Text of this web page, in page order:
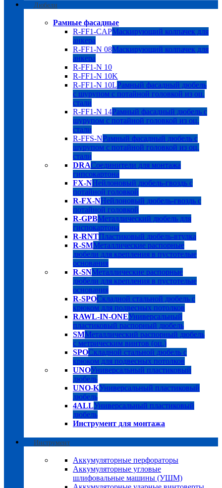
Дюбели
Рамные фасадные
R-FF1-CAPМаскирующий колпачек для
анкера
R-FF1-N 08Маскирующий колпачек для
анкера
R-FF1-N 10
R-FF1-N 10K
R-FF1-N 10LРамный фасадный дюбель
с шурупом с потайной головкой из оц.
стали
R-FF1-N 14Рамный фасадный дюбель с
шурупом с потайной головкой из оц.
стали
R-FFS-NРамный фасадный дюбель с
шурупом с потайной головкой из оц.
стали
DRAСоединители для монтажа
гипсокартона
FX-NНейлоновый дюбель-гвоздь с
потайной головкой
R-FX-NНейлоновый дюбель-гвоздь с
потайной головкой
R-GPBМеталлический дюбель для
гиспокартона
R-RNTПластиковый дюбель-втулка
R-SMМеталлические распорные
дюбели для крепления в пустотелые
основания
R-SNМеталлические распорные
дюбели для крепления в пустотелые
основания
R-SPOСкладной стальной дюбель с
крюком для подвесных потолков
RAWL-IN-ONEУниверсальный
пластиковый распорный дюбель
SMМеталлический распорный дюбель
с метрическим винтов (оц.)
SPOСкладной стальной дюбель с
крюком для подвесных потолков
UNOУниверсальный пластиковый
дюбель
UNO-KУниверсальный пластиковый
дюбель
4ALLУниверсальный пластиковый
дюбель
Инструмент для монтажа
Инструмент
Аккумуляторные перфораторы
Аккумуляторные угловые
шлифовальные машины (УШМ)